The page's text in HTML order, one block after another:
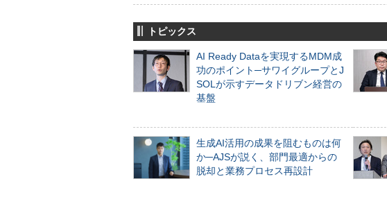
トピックス
AI Ready Dataを実現するMDM成
功のポイント─サワイグループとJ
SOLが示すデータドリブン経営の
基盤
生成AI活用の成果を阻むものは何
か─AJSが説く、部門最適からの
脱却と業務プロセス再設計